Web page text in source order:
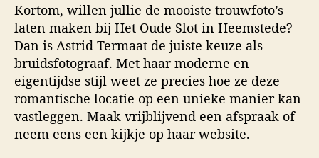
Kortom, willen jullie de mooiste trouwfoto’s
laten maken bij Het Oude Slot in Heemstede?
Dan is Astrid Termaat de juiste keuze als
bruidsfotograaf. Met haar moderne en
eigentijdse stijl weet ze precies hoe ze deze
romantische locatie op een unieke manier kan
vastleggen. Maak vrijblijvend een afspraak of
neem eens een kijkje op haar website.